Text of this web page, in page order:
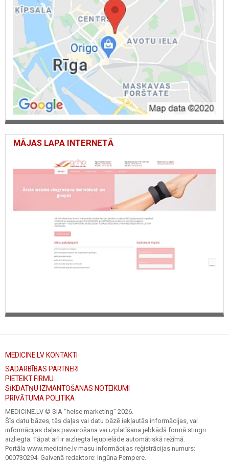
MĀJAS LAPA INTERNETĀ
MEDICINE.LV KONTAKTI
SADARBĪBAS PARTNERI
PIETEIKT FIRMU
SĪKDATŅU IZMANTOŠANAS NOTEIKUMI
PRIVĀTUMA POLITIKA
MEDICINE.LV © SIA "heise marketing" 2026.
Šīs datu bāzes, tās daļas vai datu bāzē iekļautās informācijas, vai
informācijas daļas pavairošana vai izplatīšana jebkādā formā stingri
aizliegta. Tāpat arī ir aizliegta lejupielāde automātiskā režīmā.
Portāla www.medicine.lv masu informācijas reģistrācijas numurs:
000730294. Galvenā redaktore: Ingūna Pempere.